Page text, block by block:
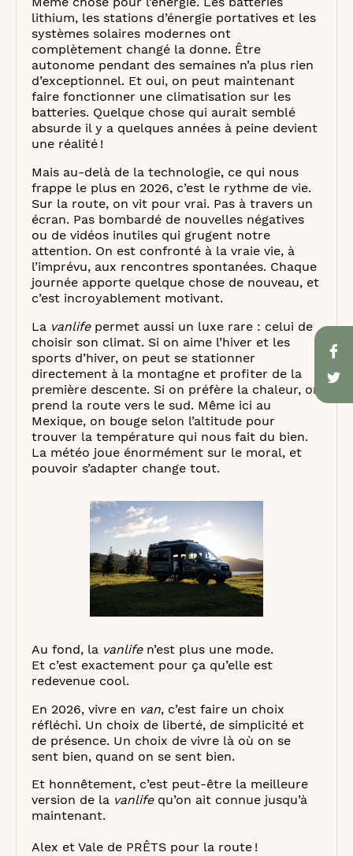
lithium, les stations d’énergie portatives et les
systèmes solaires modernes ont
complètement changé la donne. Être
autonome pendant des semaines n’a plus rien
d’exceptionnel. Et oui, on peut maintenant
faire fonctionner une climatisation sur les
batteries. Quelque chose qui aurait semblé
absurde il y a quelques années à peine devient
une réalité !
Mais au-delà de la technologie, ce qui nous
frappe le plus en 2026, c’est le rythme de vie.
Sur la route, on vit pour vrai. Pas à travers un
écran. Pas bombardé de nouvelles négatives
ou de vidéos inutiles qui grugent notre
attention. On est confronté à la vraie vie, à
l’imprévu, aux rencontres spontanées. Chaque
journée apporte quelque chose de nouveau, et
c’est incroyablement motivant.
La vanlifepermet aussi un luxe rare : celui de
choisir son climat. Si on aime l’hiver et les
sports d’hiver, on peut se stationner
directement à la montagne et profiter de la
première descente. Si on préfère la chaleur, on
prend la route vers le sud. Même ici au
Mexique, on bouge selon l’altitude pour
trouver la température qui nous fait du bien.
La météo joue énormément sur le moral, et
pouvoir s’adapter change tout.
Au fond, la vanlifen’est plus une mode.
Et c’est exactement pour ça qu’elle est
redevenue cool.
En 2026, vivre en van, c’est faire un choix
réfléchi. Un choix de liberté, de simplicité et
de présence. Un choix de vivre là où on se
sent bien, quand on se sent bien.
Et honnêtement, c’est peut-être la meilleure
version de la vanlife qu’on ait connue jusqu’à
maintenant.
Alex et Vale de PRÊTS pour la route !